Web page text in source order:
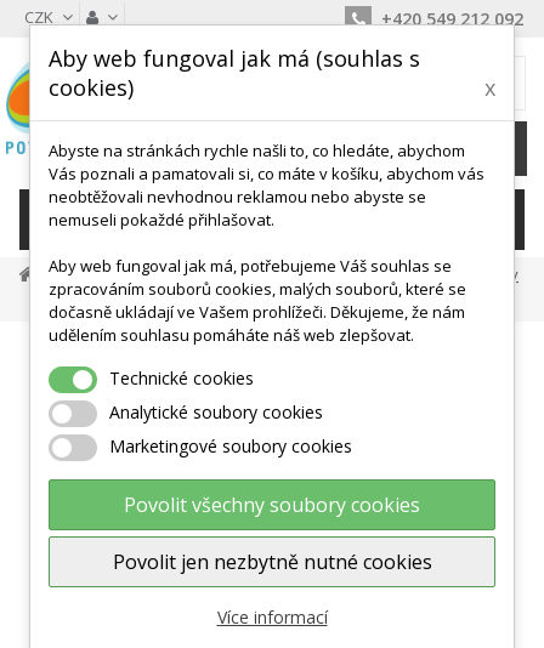
CZK +420 549 212 092
0 Kč
KATEGORIE
Balanční Podložky, Točny
Nafukovací Balanční Pomůcky
Podložka Čočka 33 X 9 Cm - Různé Barvy
Zobrazit větší
Aby web fungoval jak má (souhlas s
cookies)
x
Abyste na stránkách rychle našli to, co hledáte, abychom
Vás poznali a pamatovali si, co máte v košíku, abychom vás
neobtěžovali nevhodnou reklamou nebo abyste se
nemuseli pokaždé přihlašovat.
Aby web fungoval jak má, potřebujeme Váš souhlas se
zpracováním souborů cookies, malých souborů, které se
dočasně ukládají ve Vašem prohlížeči. Děkujeme, že nám
udělením souhlasu pomáháte náš web zlepšovat.
Technické cookies
Analytické soubory cookies
Marketingové soubory cookies
Povolit všechny soubory cookies
Povolit jen nezbytně nutné cookies
Více informací